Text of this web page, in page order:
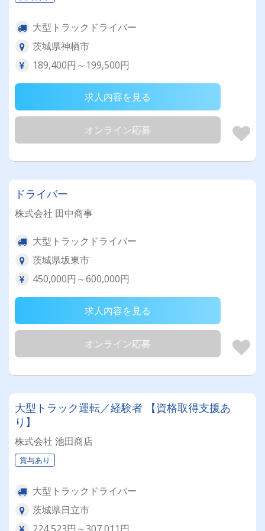
大型トラックドライバー
茨城県神栖市
189,400円～199,500円
求人内容を見る
オンライン応募
ドライバー
株式会社 田中商事
大型トラックドライバー
茨城県坂東市
450,000円～600,000円
求人内容を見る
オンライン応募
大型トラック運転／経験者 【資格取得支援あ
り】
株式会社 池田商店
賞与あり
大型トラックドライバー
茨城県日立市